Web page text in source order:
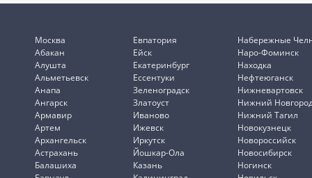
Москва
Абакан
Алушта
Альметьевск
Анапа
Ангарск
Армавир
Артем
Архангельск
Астрахань
Балашиха
Евпатория
Ейск
Екатеринбург
Ессентуки
Зеленоградск
Златоуст
Иваново
Ижевск
Иркутск
Йошкар-Ола
Казань
Набережные
Наро-Фоминск
Находка
Нефтеюганск
Нижневартовск
Нижний
Нижний Тагил
Новокузнецк
Новороссийск
Новосибирск
Ногинск